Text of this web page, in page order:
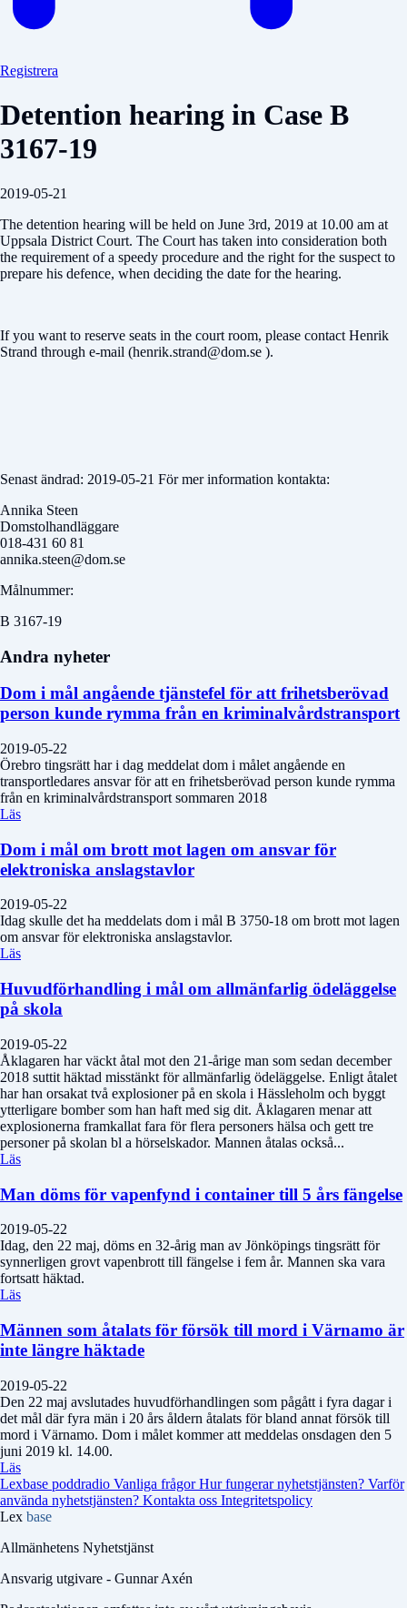
Registrera
Detention hearing in Case B
3167-19
2019-05-21
The detention hearing will be held on June 3rd, 2019 at 10.00 am at
Uppsala District Court. The Court has taken into consideration both
the requirement of a speedy procedure and the right for the suspect to
prepare his defence, when deciding the date for the hearing.
If you want to reserve seats in the court room, please contact Henrik
Strand through e-mail (henrik.strand@dom.se ).
Senast ändrad: 2019-05-21 För mer information kontakta:
Annika Steen
Domstolhandläggare
018-431 60 81
annika.steen@dom.se
Målnummer:
B 3167-19
Andra nyheter
Dom i mål angående tjänstefel för att frihetsberövad
person kunde rymma från en kriminalvårdstransport
2019-05-22
Örebro tingsrätt har i dag meddelat dom i målet angående en
transportledares ansvar för att en frihetsberövad person kunde rymma
från en kriminalvårdstransport sommaren 2018
Läs
Dom i mål om brott mot lagen om ansvar för
elektroniska anslagstavlor
2019-05-22
Idag skulle det ha meddelats dom i mål B 3750-18 om brott mot lagen
om ansvar för elektroniska anslagstavlor.
Läs
Huvudförhandling i mål om allmänfarlig ödeläggelse
på skola
2019-05-22
Åklagaren har väckt åtal mot den 21-årige man som sedan december
2018 suttit häktad misstänkt för allmänfarlig ödeläggelse. Enligt åtalet
har han orsakat två explosioner på en skola i Hässleholm och byggt
ytterligare bomber som han haft med sig dit. Åklagaren menar att
explosionerna framkallat fara för flera personers hälsa och gett tre
personer på skolan bl a hörselskador. Mannen åtalas också...
Läs
Man döms för vapenfynd i container till 5 års fängelse
2019-05-22
Idag, den 22 maj, döms en 32-årig man av Jönköpings tingsrätt för
synnerligen grovt vapenbrott till fängelse i fem år. Mannen ska vara
fortsatt häktad.
Läs
Männen som åtalats för försök till mord i Värnamo är
inte längre häktade
2019-05-22
Den 22 maj avslutades huvudförhandlingen som pågått i fyra dagar i
det mål där fyra män i 20 års åldern åtalats för bland annat försök till
mord i Värnamo. Dom i målet kommer att meddelas onsdagen den 5
juni 2019 kl. 14.00.
Läs
Lexbase poddradio Vanliga frågorHur fungerar nyhetstjänsten? Varför
använda nyhetstjänsten? Kontakta oss Integritetspolicy
Lex base
Allmänhetens Nyhetstjänst
Ansvarig utgivare - Gunnar Axén